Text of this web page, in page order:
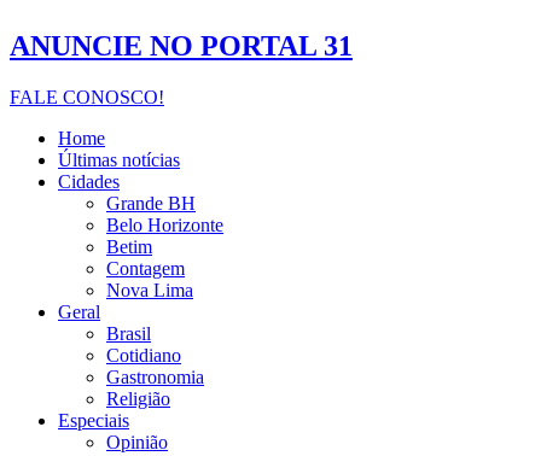
ANUNCIE NO PORTAL 31
FALE CONOSCO!
Home
Últimas notícias
Cidades
Grande BH
Belo Horizonte
Betim
Contagem
Nova Lima
Geral
Brasil
Cotidiano
Gastronomia
Religião
Especiais
Opinião